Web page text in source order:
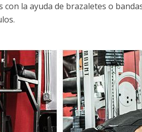
la ayuda de brazaletes o